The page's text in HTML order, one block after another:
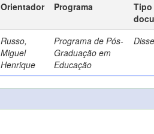
Orientador Programa
Tipo
Russo,
Miguel
Henrique
Programa de Pós-
Graduação em
Educação